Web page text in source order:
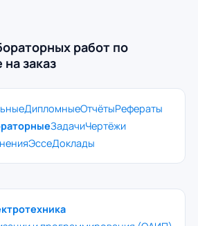
работ по
заказ
ДипломныеОтчётыРефераты
ЗадачиЧертёжи
ЭссеДоклады